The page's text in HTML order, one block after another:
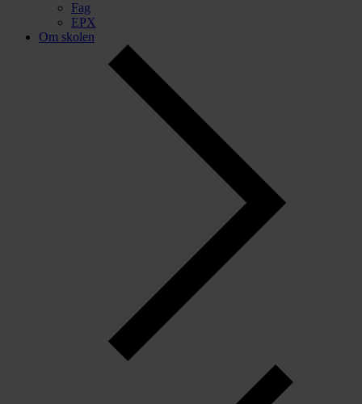
Fag
EPX
Om skolen